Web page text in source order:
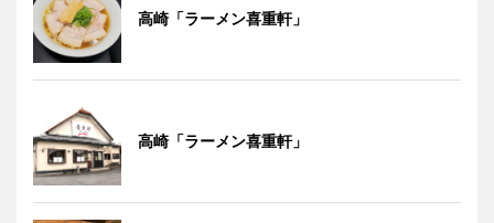
高崎「ラーメン喜重軒」
高崎「ラーメン喜重軒」